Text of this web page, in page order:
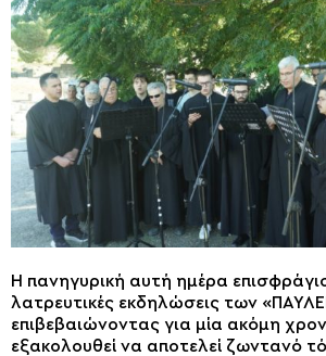
Η πανηγυρική αυτή ημέρα
λατρευτικές εκδηλώσεις των
επιβεβαιώνοντας για μία ακόμη
εξακολουθεί να αποτελεί ζωντανό